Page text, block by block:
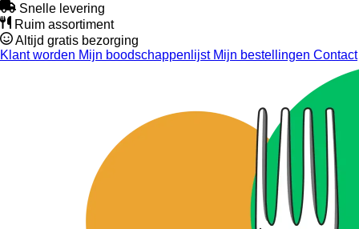
Snelle levering
Ruim assortiment
Altijd gratis bezorging
Klant worden Mijn boodschappenlijstMijn bestellingen Contact